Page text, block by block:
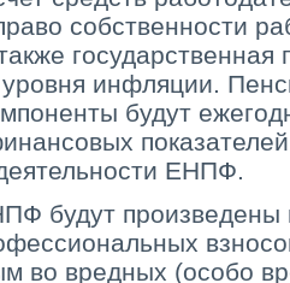
собственности
государственная
инфляции.
будут
ЕНПФ.
будут произведены
во вредных (особо